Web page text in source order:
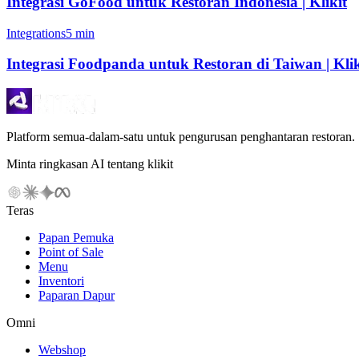
Integrations5 min
Integrasi Foodpanda untuk Restoran di Taiwan |
Platform semua-dalam-satu untuk pengurusan penghantaran restoran.
Minta ringkasan AI tentang klikit
Teras
Papan Pemuka
Point of Sale
Menu
Inventori
Paparan Dapur
Omni
Webshop